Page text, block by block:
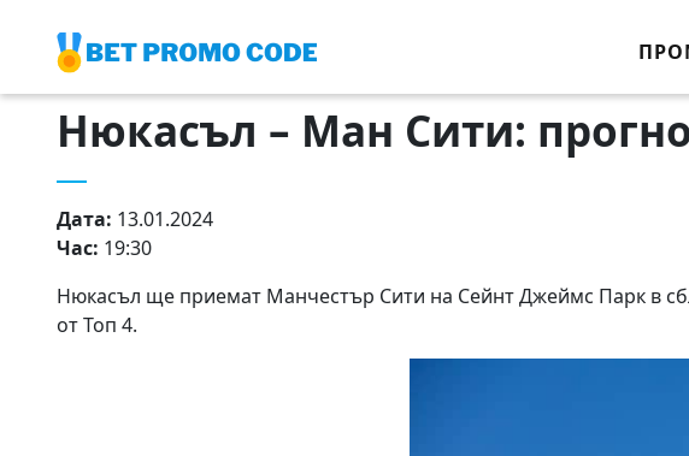
Нюкасъл – Ман Сити:
Дата: 13.01.2024
Час: 19:30
Нюкасъл ще приемат Манчестър Сити на Сейнт Джеймс Парк в
от Топ 4.